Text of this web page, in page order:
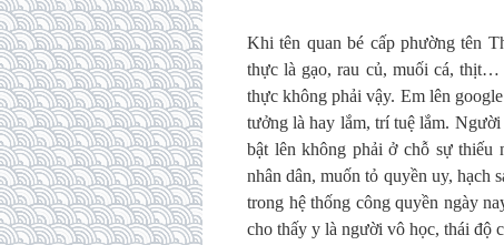
Khi tên quan bé cấp phường tên
thực là gạo, rau củ, muối cá,
thực không phải vậy. Em lên
tưởng là hay lắm, trí tuệ lắm.
bật lên không phải ở chỗ sự thiếu
nhân dân, muốn tỏ quyền uy, hạch
trong hệ thống công quyền ngày
cho thấy y là người vô học, thái độ